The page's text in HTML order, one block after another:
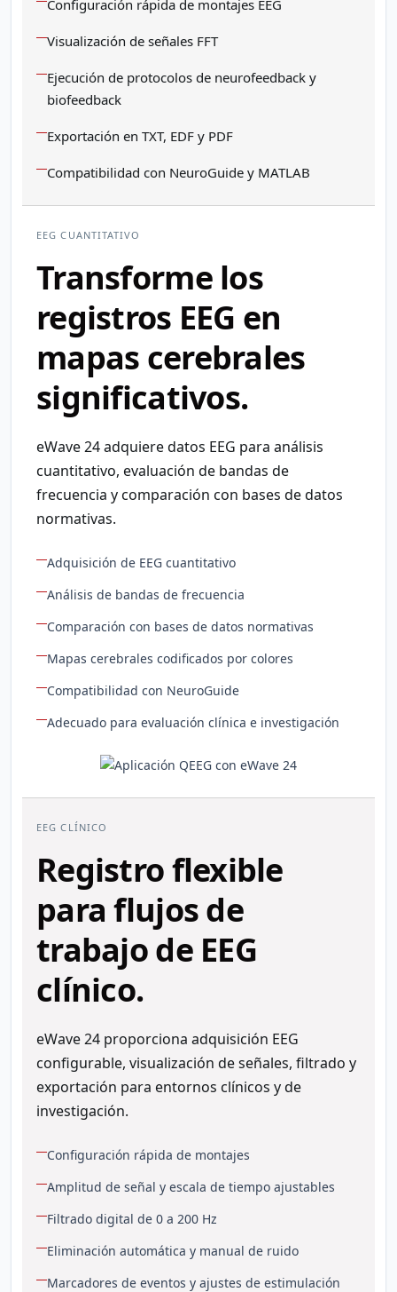
Configuración rápida de montajes EEG
Visualización de señales FFT
Ejecución de protocolos de neurofeedback y
biofeedback
Exportación en TXT, EDF y PDF
Compatibilidad con NeuroGuide y MATLAB
EEG CUANTITATIVO
Transforme los
registros EEG en
mapas cerebrales
significativos.
eWave 24 adquiere datos EEG para análisis
cuantitativo, evaluación de bandas de
frecuencia y comparación con bases de datos
normativas.
Adquisición de EEG cuantitativo
Análisis de bandas de frecuencia
Comparación con bases de datos normativas
Mapas cerebrales codificados por colores
Compatibilidad con NeuroGuide
Adecuado para evaluación clínica e investigación
EEG CLÍNICO
Registro flexible
para flujos de
trabajo de EEG
clínico.
eWave 24 proporciona adquisición EEG
configurable, visualización de señales, filtrado y
exportación para entornos clínicos y de
investigación.
Configuración rápida de montajes
Amplitud de señal y escala de tiempo ajustables
Filtrado digital de 0 a 200 Hz
Eliminación automática y manual de ruido
Marcadores de eventos y ajustes de estimulación